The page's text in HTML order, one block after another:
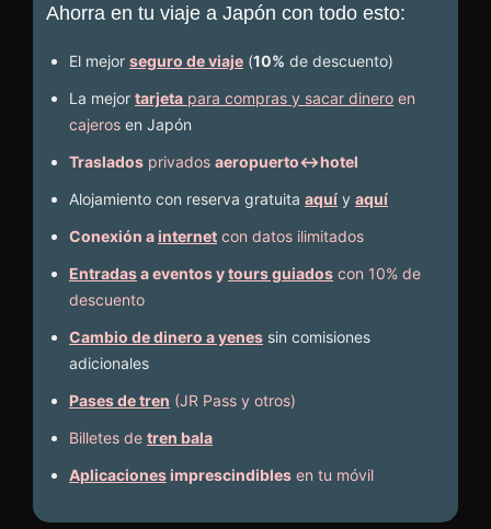
Ahorra en tu viaje a Japón con todo esto:
El mejor seguro de viaje (10% de descuento)
La mejor tarjeta para compras y sacar dinero en
cajeros en Japón
Traslados privados aeropuerto↔hotel
Alojamiento con reserva gratuita aquí y aquí
Conexión ainternet con datos ilimitados
Entradasa eventos ytours guiados con 10% de
descuento
Cambio de dinero a yenes sin comisiones
adicionales
Pases de tren (JR Pass y otros)
Billetes de tren bala
Aplicacionesimprescindibles en tu móvil